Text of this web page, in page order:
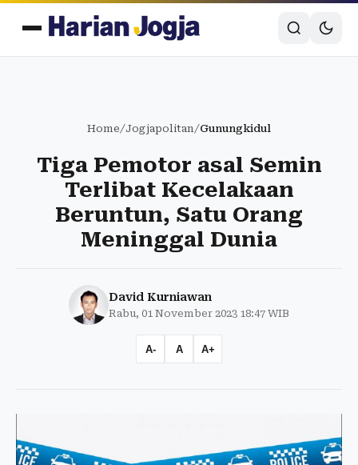
Home/Jogjapolitan/Gunungkidul
Tiga Pemotor asal Semin
Terlibat Kecelakaan
Beruntun, Satu Orang
Meninggal Dunia
David Kurniawan
Rabu, 01 November 2023 18:47 WIB
A- A A+